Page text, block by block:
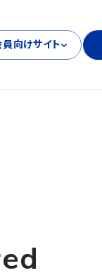
向けサイト